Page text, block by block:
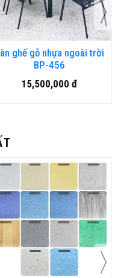
ghế gỗ nhựa ngoài trời
BP-456
15,500,000 đ